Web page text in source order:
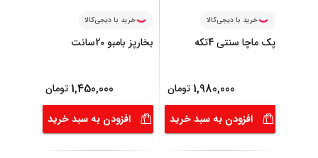
خرید با دیجی‌کالا
پک ماچا سنتی 4‌تکه
1,980,000 تومان
افزودن به سبد خرید
خرید با دیجی‌کالا
بخارپز بامبو 20سانت
1,450,000 تومان
افزودن به سبد خرید